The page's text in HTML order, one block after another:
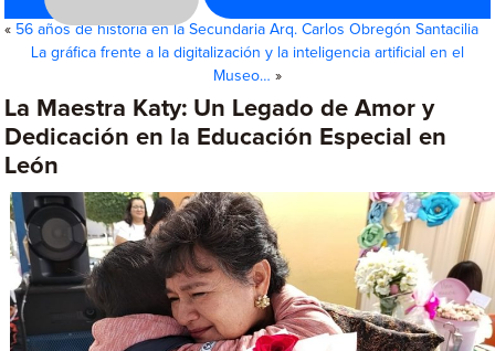
« 56 años de historia en la Secundaria Arq. Carlos Obregón Santacilia
La gráfica frente a la digitalización y la inteligencia artificial en el
Museo… »
La Maestra Katy: Un Legado de Amor y
Dedicación en la Educación Especial en
León